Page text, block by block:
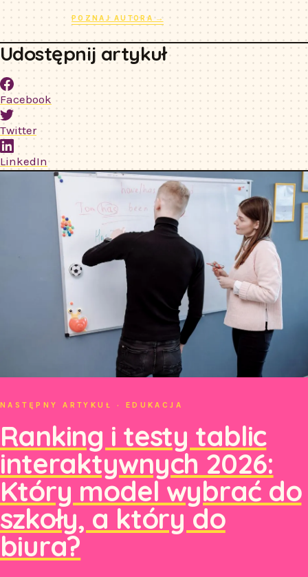
POZNAJ AUTORA →
Udostępnij artykuł
Facebook
Twitter
LinkedIn
NASTĘPNY ARTYKUŁ · EDUKACJA
Ranking i testy tablic
interaktywnych 2026:
Który model wybrać do
szkoły, a który do
biura?